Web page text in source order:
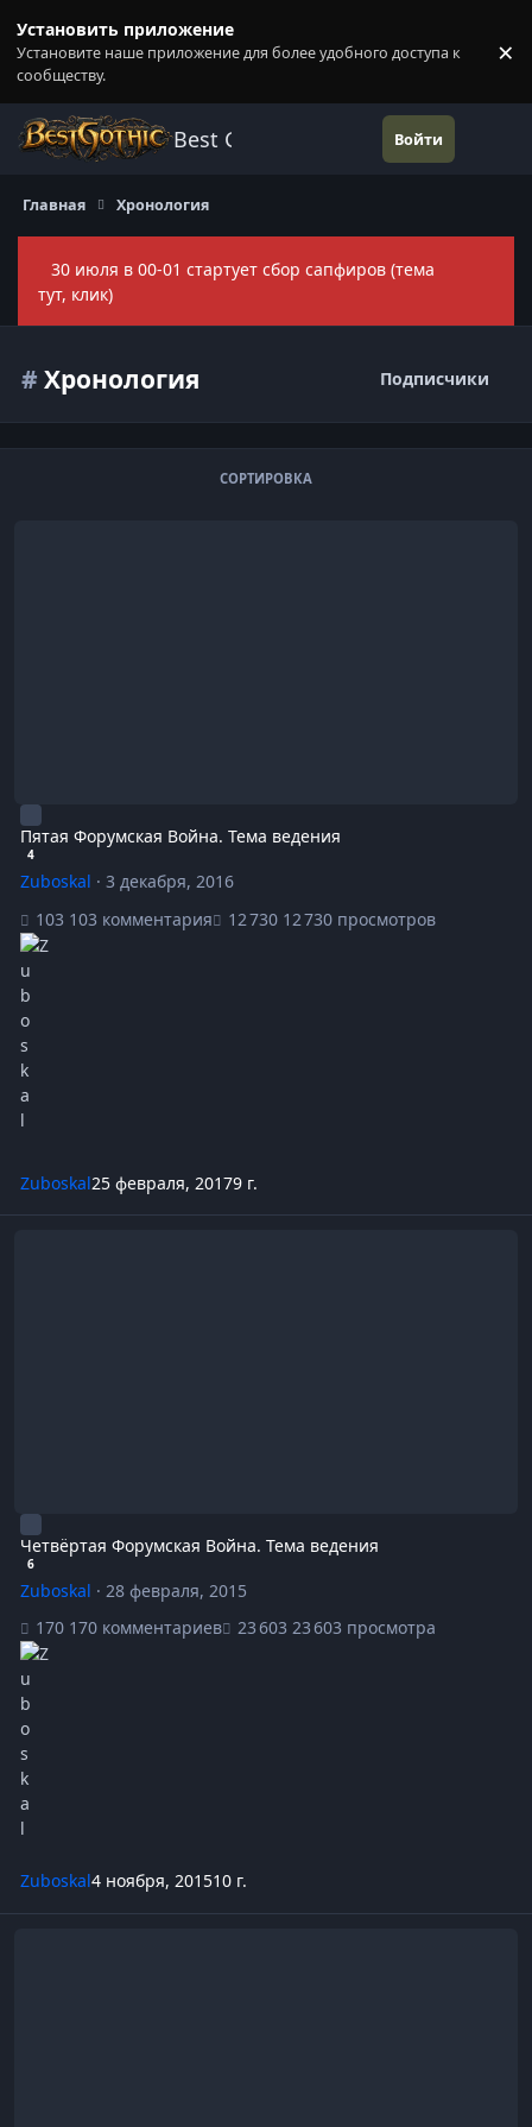
Установить приложение
Установите наше приложение для более удобного доступа к
сообществу.
×
Best Gothic Forums Войти
Главная Хронология
30 июля в 00-01 стартует сбор сапфиров (тема
тут, клик)
# Хронология Подписчики
СОРТИРОВКА
Пятая Форумская Война. Тема ведения
4
Zuboskal · 3 декабря, 2016
103 комментария
12 730 просмотров
Zuboskal25 февраля, 20179 г.
Четвёртая Форумская Война. Тема ведения
6
Zuboskal · 28 февраля, 2015
170 комментариев
23 603 просмотра
Zuboskal4 ноября, 201510 г.